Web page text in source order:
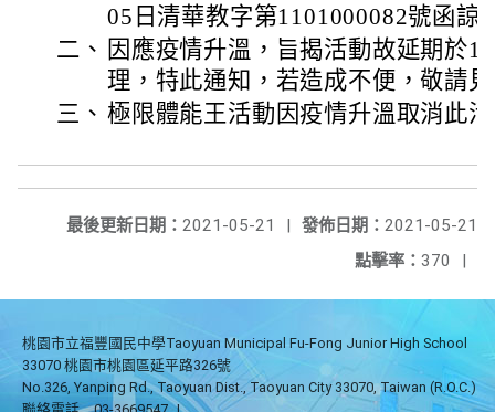
05日清華教字第1101000082號函諒
二、 因應疫情升溫，旨揭活動故延期於
理，特此通知，若造成不便，敬請
三、 極限體能王活動因疫情升溫取消此
發佈日期： 2021-05-21
最後更新日期： 2021-05-21
|
點擊率： 370 |
桃園市立福豐國民中學Taoyuan Municipal Fu-Fong Junior High School
33070 桃園市桃園區延平路326號
No.326, Yanping Rd., Taoyuan Dist., Taoyuan City 33070, Taiwan (R.O.C.)